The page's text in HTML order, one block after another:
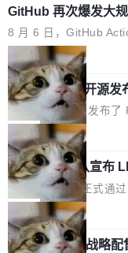
他引用的帖子来自
026 的读者：「看了篇
理由很具体。FA 系列
认为最重要的一个——
驱动你去学 CuTe，但
er++ 优化所淹没，足够
键的是 FA2 的持久性...
鸿蒙通过统一技术底座
型智能设备的开发、连
也为产业链企业探索产
的空间。 8月14日，开
（OHDD：
r Day）将在杭州启航
链企业和开发者，邀请
问，围绕开源鸿蒙技术
配、功耗与稳定性调优
等内容展开系统讲解和
步了解开源鸿蒙在智能...
GitHub 再次爆发大
8 月 6 日，GitHub
模服务降级，Actions
webhook 停发，连自
障无法工作。Pages、
opilot coding agent 全
恢复，大约 12 小时。
起事故，其中四起与
Hub 员工 kdaigle 在
据：2025 年全年 10 亿
2.75 亿次，全年预计
局
Prime Agent 开源发
进的编程 Agent，
专家基线
Prime Intellect 发布了
的编程 Agent Harness
象：Recursive
ontinual Harness。在
上，Prime Agent +
5% RHAE Best@1，
家基线 95.4%。 不是
器 Prime Agent 的架构
局
Rust 项目团队宣布
止，但你要承认哪些
Rust 语言项目正式通
覆盖 rust-lang/rust 单
是项目级别的官方立场
但它可能是主流开源项
局
宇树科技 IPO 战略